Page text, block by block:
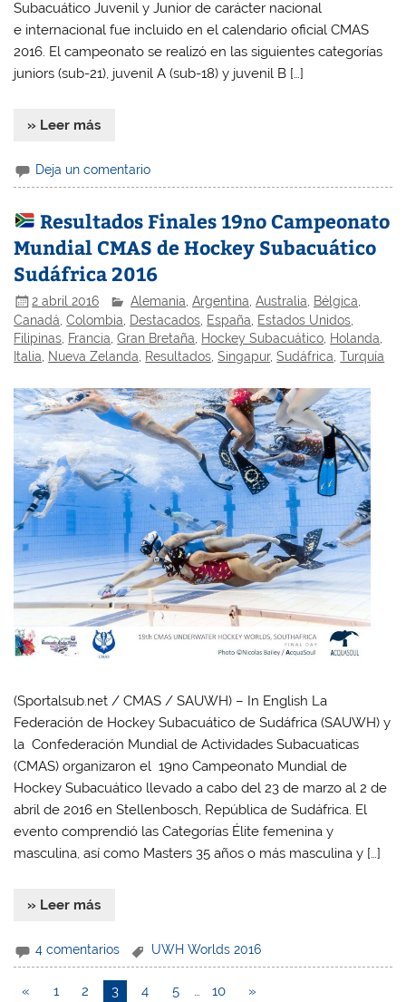
Subacuático Juvenil y Junior de carácter nacional
e internacional fue incluido en el calendario oficial CMAS
2016. El campeonato se realizó en las siguientes categorías
juniors (sub-21), juvenil A (sub-18) y juvenil B […]
» Leer más
Deja un comentario
Resultados Finales 19no Campeonato
Mundial CMAS de Hockey Subacuático
Sudáfrica 2016
2 abril 2016 Alemania ,Argentina ,Australia Bélgica
Canadá,Colombia, Destacados, España, Estados Unidos,
Filipinas, Francia,Gran Bretaña, Hockey Subacuático, Holanda,
Italia, Nueva Zelanda, Resultados,Singapur,Sudáfrica,Turquía
(Sportalsub.net / CMAS / SAUWH) – In English La
Federación de Hockey Subacuático de Sudáfrica (SAUWH) y
la Confederación Mundial de Actividades Subacuaticas
(CMAS) organizaron el 19no Campeonato Mundial de
Hockey Subacuático llevado a cabo del 23 de marzo al 2 de
abril de 2016 en Stellenbosch, República de Sudáfrica. El
evento comprendió las Categorías Élite femenina y
masculina, así como Masters 35 años o más masculina y […]
» Leer más
4 comentarios UWH Worlds 2016
« 1 2 3 4 5 … 10 »